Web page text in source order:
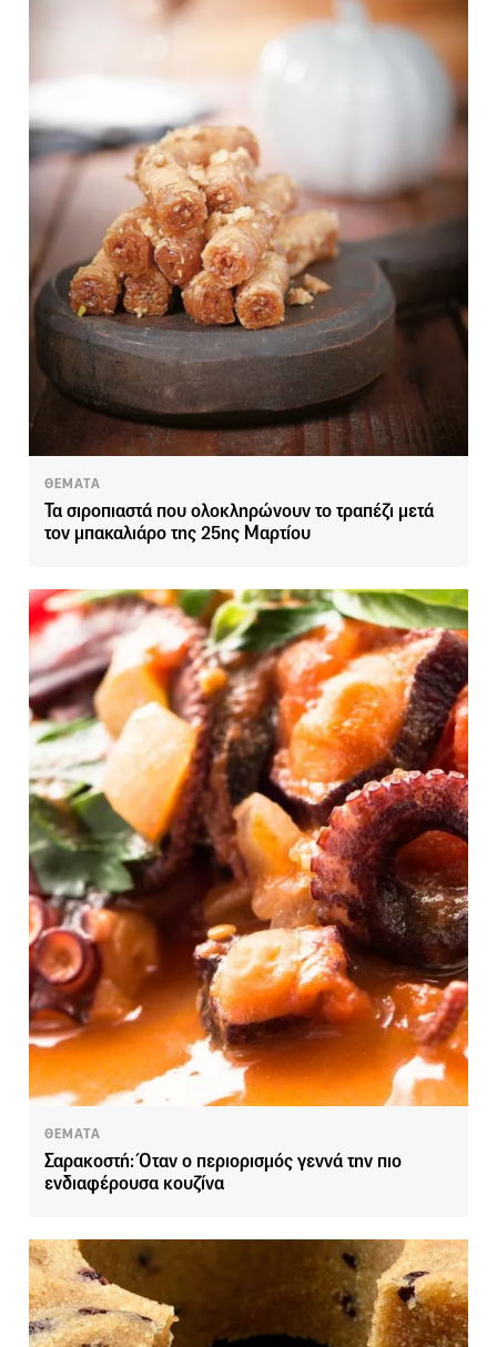
ΘΕΜΑΤΑ
Τα σιροπιαστά που ολοκληρώνουν το τραπέζι μετά
τον μπακαλιάρο της 25ης Μαρτίου
ΘΕΜΑΤΑ
Σαρακοστή: Όταν ο περιορισμός γεννά την πιο
ενδιαφέρουσα κουζίνα